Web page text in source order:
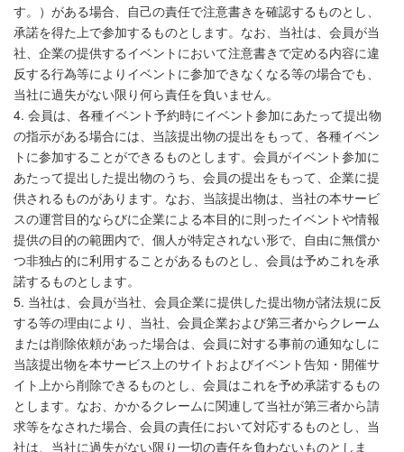
す。）がある場合、自己の責任で注意書きを確認するものとし、
承諾を得た上で参加するものとします。なお、当社は、会員が当
社、企業の提供するイベントにおいて注意書きで定める内容に違
反する行為等によりイベントに参加できなくなる等の場合でも、
当社に過失がない限り何ら責任を負いません。
4. 会員は、各種イベント予約時にイベント参加にあたって提出物
の指示がある場合には、当該提出物の提出をもって、各種イベン
トに参加することができるものとします。会員がイベント参加に
あたって提出した提出物のうち、会員の提出をもって、企業に提
供されるものがあります。なお、当該提出物は、当社の本サービ
スの運営目的ならびに企業による本目的に則ったイベントや情報
提供の目的の範囲内で、個人が特定されない形で、自由に無償か
つ非独占的に利用することがあるものとし、会員は予めこれを承
諾するものとします。
5. 当社は、会員が当社、会員企業に提供した提出物が諸法規に反
する等の理由により、当社、会員企業および第三者からクレーム
または削除依頼があった場合は、会員に対する事前の通知なしに
当該提出物を本サービス上のサイトおよびイベント告知・開催サ
イト上から削除できるものとし、会員はこれを予め承諾するもの
とします。なお、かかるクレームに関連して当社が第三者から請
求等をなされた場合、会員の責任において対応するものとし、当
社は、当社に過失がない限り一切の責任を負わないものとしま